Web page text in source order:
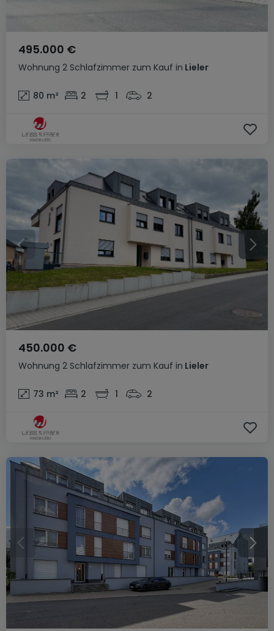
Wohnung 2 Schlafzimmer zum Kauf in Lieler
495.000 €
80 m² 2 1 2
Wohnung 2 Schlafzimmer zum Kauf in Lieler
450.000 €
73 m² 2 1 2